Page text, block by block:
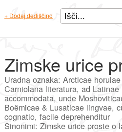
+ Dodaj dediščino
Zimske urice
Uradna oznaka: Arcticae
Carniolana literatura, ad
accommodata, unde
Boëmicae & Lusaticae lingvae,
cognatio, facile deprehenditur
Sinonimi: Zimske urice proste o